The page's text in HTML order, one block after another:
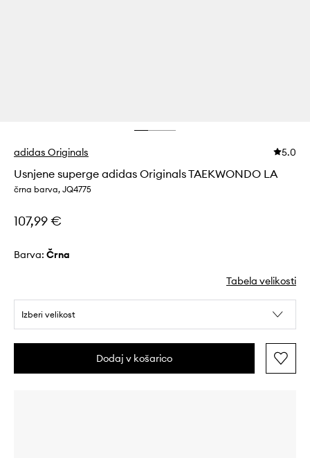
adidas Originals 5.0
Usnjene superge adidas Originals TAEKWONDO LA
črna barva, JQ4775
107,99 €
Barva: črna
Tabela velikosti
Izberi velikost
Dodaj v košarico